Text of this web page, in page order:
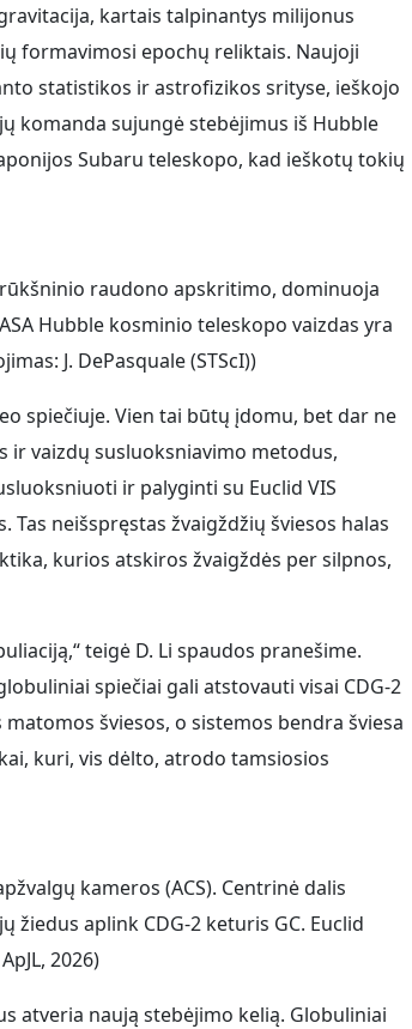
kartais talpinantys milijonus
formavimosi epochų reliktais. Naujoji
statistikos ir astrofizikos srityse, ieškojo
komanda sujungė stebėjimus iš Hubble
Subaru teleskopo, kad ieškotų tokių
raudono apskritimo, dominuoja
Hubble kosminio teleskopo vaizdas yra
J. DePasquale (STScI))
spiečiuje. Vien tai būtų įdomu, bet dar ne
ir vaizdų susluoksniavimo metodus,
ir palyginti su Euclid VIS
neišspręstas žvaigždžių šviesos halas
kurios atskiros žvaigždės per silpnos,
teigė D. Li spaudos pranešime.
spiečiai gali atstovauti visai CDG-2
šviesos, o sistemos bendra šviesa
kuri, vis dėlto, atrodo tamsiosios
kameros (ACS). Centrinė dalis
aplink CDG-2 keturis GC. Euclid
2026)
atveria naują stebėjimo kelią. Globuliniai